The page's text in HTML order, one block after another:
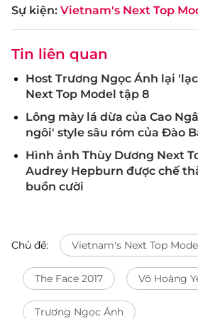
Sự kiện: Vietnam's Next Top
Tin liên quan
Host Trương Ngọc Ánh lại
Next Top Model tập 8
Lông mày lá dừa của Cao
ngôi' style sâu róm của Đào
Hình ảnh Thùy Dương Next
Audrey Hepburn được chế
buồn cười
Chủ đề: Vietnam's Next Top
The Face 2017 Võ Hoàng
Trương Ngọc Ánh